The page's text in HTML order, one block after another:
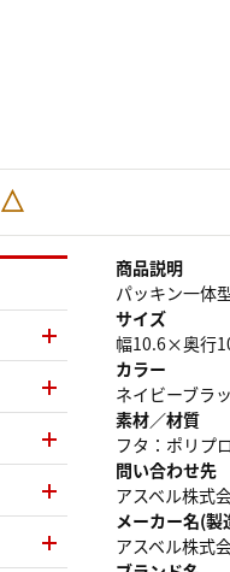
△
商品説明
パッキン一体
サイズ
幅10.6×奥行
カラー
ネイビーブラ
素材／材質
フタ：ポリプ
問い合わせ先
アスベル株式
メーカー名(製
アスベル株式